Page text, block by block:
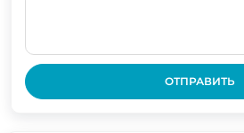
ОТПРАВИТЬ